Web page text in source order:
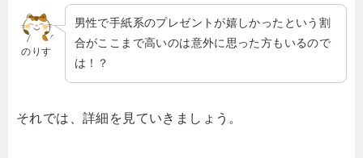
のりす
男性で手紙系のプレゼントが嬉しかったという割
合がここまで高いのは意外に思った方もいるので
は！？
それでは、詳細を見ていきましょう。